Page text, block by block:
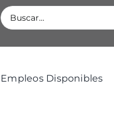
Buscar:
Empleos Disponibles